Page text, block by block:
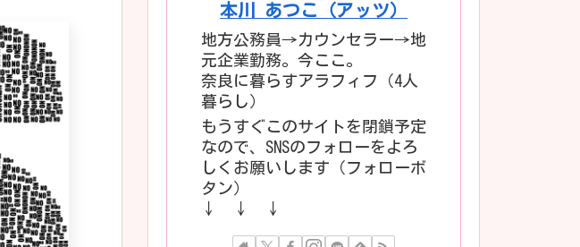
本川 あつこ（アッツ）
地方公務員→カウンセラー→地
元企業勤務。今ここ。
奈良に暮らすアラフィフ（4人
暮らし）
もうすぐこのサイトを閉鎖予定
なので、SNSのフォローをよろ
しくお願いします（フォローボ
タン）
↓ ↓ ↓